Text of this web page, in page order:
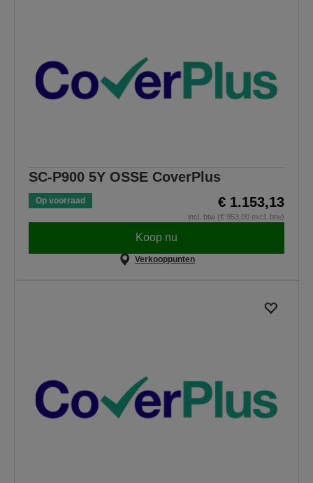
SC-P900 5Y OSSE CoverPlus
Op voorraad € 1.153,13
incl. btw (€ 953,00 excl. btw)
Koop nu
Verkooppunten